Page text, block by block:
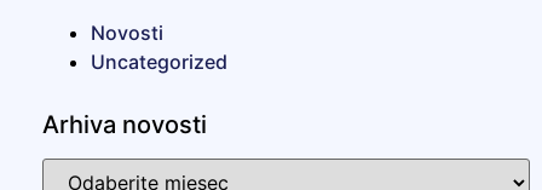
Novosti
Uncategorized
Arhiva novosti